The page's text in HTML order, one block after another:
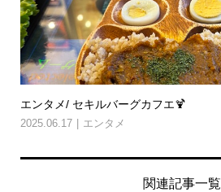
エンタメ/ セキルバーグカフエ🍹
2025.06.17 エンタメ
関連記事一覧